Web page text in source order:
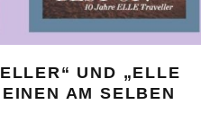
UND „ELLE
AM SELBEN